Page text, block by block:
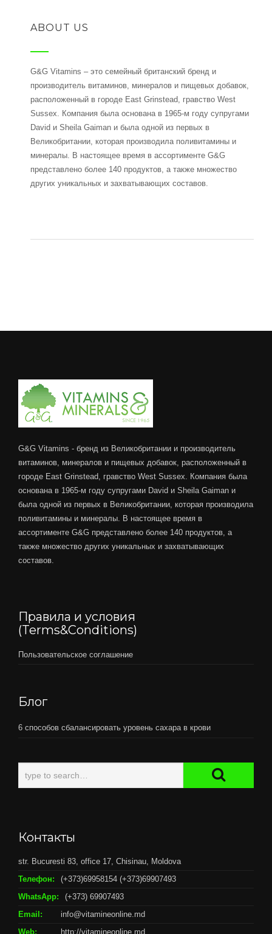
ABOUT US
G&G Vitamins – это семейный британский бренд и
производитель витаминов, минералов и пищевых добавок,
расположенный в городе East Grinstead, гравство West
Sussex. Компания была основана в 1965-м году супругами
David и Sheila Gaiman и была одной из первых в
Великобритании, которая производила поливитамины и
минералы. В настоящее время в ассортименте G&G
представлено более 140 продуктов, а также множество
других уникальных и захватывающих составов.
G&G Vitamins - бренд из Великобритании и производитель
витаминов, минералов и пищевых добавок, расположенный в
городе East Grinstead, гравство West Sussex. Компания была
основана в 1965-м году супругами David и Sheila Gaiman и
была одной из первых в Великобритании, которая производила
поливитамины и минералы. В настоящее время в
ассортименте G&G представлено более 140 продуктов, а
также множество других уникальных и захватывающих
составов.
Правила и условия
(Terms&Conditions)
Пользовательское соглашение
Блог
6 способов сбалансировать уровень сахара в крови
Контакты
str. Bucuresti 83, office 17, Chisinau, Moldova
Телефон:
(+373)69958154 (+373)69907493
WhatsApp:
(+373) 69907493
Email:
info@vitamineonline.md
Web:
http://vitamineonline.md